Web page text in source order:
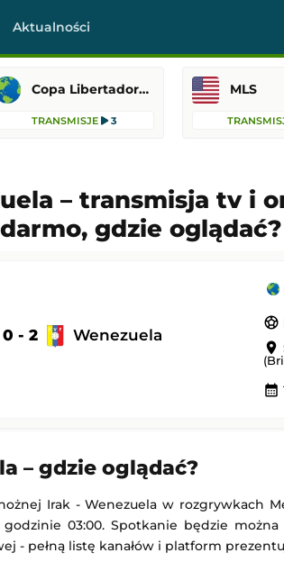
Aktualności
Copa Libertadores
TRANSMISJE 3
MLS
Tigres UANL - Real
Columbus Crew
Dodany: 05.08.2026 3:45
Shamrock Rovers -
Liga Europejska
Dodany: 04.08.2026 23:00
– transmisja tv i
gdzie oglądać?
0 - 2 Wenezuela
sports_soccer
location_on
calendar_month
– gdzie oglądać?
Irak - Wenezuela w rozgrywkach
03:00. Spotkanie będzie
- pełną listę kanałów i platform